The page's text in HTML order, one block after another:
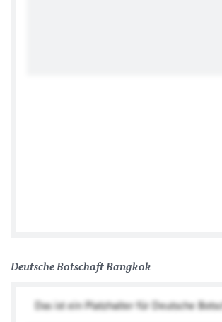
Deutsche Botschaft Bangkok
Das ist ein Platzhalter für Deutsche